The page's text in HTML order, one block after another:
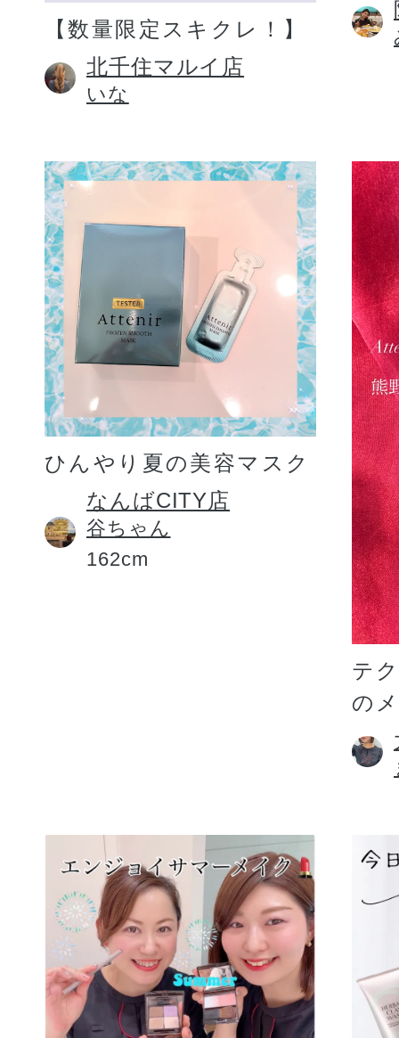
【数量限定スキクレ！】
北千住マルイ店
いな
ひんやり夏の美容マスク
なんばCITY店
谷ちゃん
162cm
テ
の